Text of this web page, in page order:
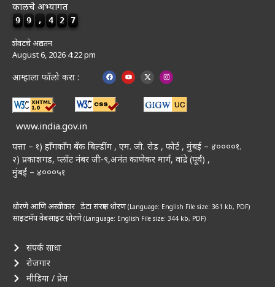
कालचे अभ्यागत
9 9 , 4 2 7
शेवटचे अद्यतन
August 6, 2026 4:22 pm
आम्हाला फॉलो करा :
www.india.gov.in
पत्ता – १) हॉंगकॉंग बँक बिल्डींग , एम. जी. रोड , फोर्ट , मुंबई – ४००००१.
२) प्रकाशगड, प्लॉट नंबर जी-९,अनंत काणेकर मार्ग, वांद्रे (पूर्व) ,
मुंबई – ४०००५१
धोरणे आणि अस्वीकार डेटा संरक्षण धोरण(Language: English File size: 361 kb, PDF)
साइटमॅपवेबसाइट धोरणे(Language: English File size: 344 kb, PDF)
संपर्क साधा
रोजगार
मीडिया / प्रेस